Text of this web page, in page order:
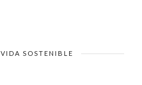
VIDA SOSTENIBLE